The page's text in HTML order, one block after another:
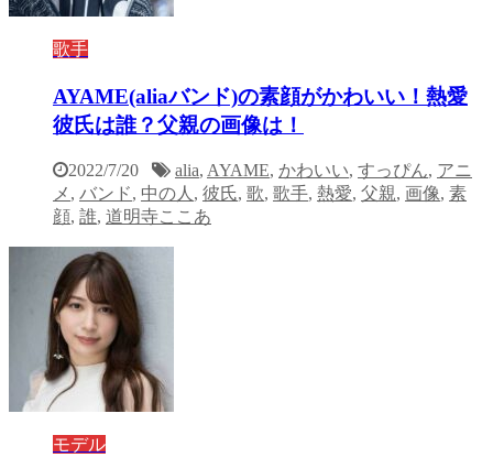
歌手
AYAME(aliaバンド)の素顔がかわいい！熱愛
彼氏は誰？父親の画像は！
2022/7/20 alia, AYAME, かわいい, すっぴん, アニ
メ , バンド, 中の人 , 彼氏, 歌, 歌手, 熱愛, 父親, 画像, 素
顔, 誰, 道明寺ここあ
モデル